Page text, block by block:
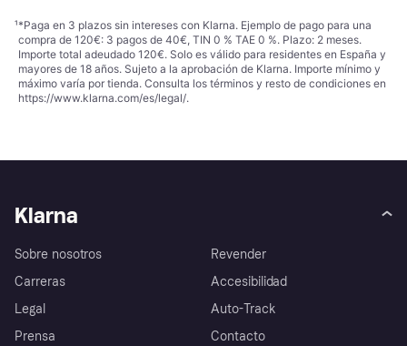
¹*Paga en 3 plazos sin intereses con Klarna. Ejemplo de pago para una
compra de 120€: 3 pagos de 40€, TIN 0 % TAE 0 %. Plazo: 2 meses.
Importe total adeudado 120€. Solo es válido para residentes en España y
mayores de 18 años. Sujeto a la aprobación de Klarna. Importe mínimo y
máximo varía por tienda. Consulta los términos y resto de condiciones en
https://www.klarna.com/es/legal/.
Klarna
Sobre nosotros
Carreras
Legal
Prensa
Revender
Accesibilidad
Auto-Track
Contacto